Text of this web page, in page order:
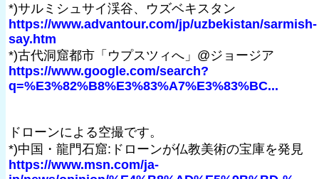
*)サルミシュサイ渓谷、ウズベキスタン
https://www.advantour.com/jp/uzbekistan/sarmish-
say.htm
*)古代洞窟都市「ウプスツィへ」@ジョージア
https://www.google.com/search?
q=%E3%82%B8%E3%83%A7%E3%83%BC...
ドローンによる空撮です。
*)中国・龍門石窟:ドローンが仏教美術の宝庫を発見
https://www.msn.com/ja-